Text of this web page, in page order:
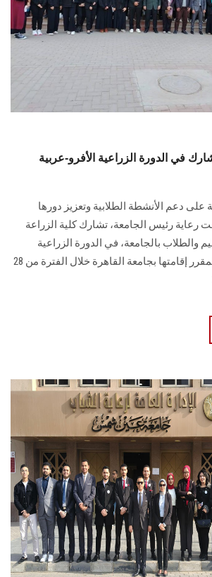
في الدورة الزراعية الأفرو-عربية
دعم الأنشطة الطلابية وتعزيز دورها
رعاية رئيس الجامعة، تشارك كلية الزراعة
والطلاب بالجامعة، في الدورة الزراعية
الأفرو-عربية الأولى، المقرر إقامتها بجامعة القاهرة خلال الفترة من 28